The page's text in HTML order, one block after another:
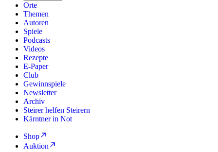
Orte
Themen
Autoren
Spiele
Podcasts
Videos
Rezepte
E-Paper
Club
Gewinnspiele
Newsletter
Archiv
Steirer helfen Steirern
Kärntner in Not
Shop
Auktion